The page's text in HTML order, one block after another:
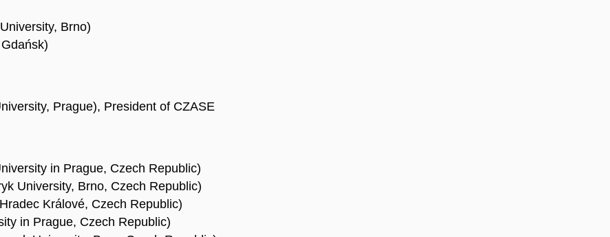
Brno)
Prague), President of CZASE
in Prague, Czech Republic)
University, Brno, Czech Republic)
Králové, Czech Republic)
in Prague, Czech Republic)